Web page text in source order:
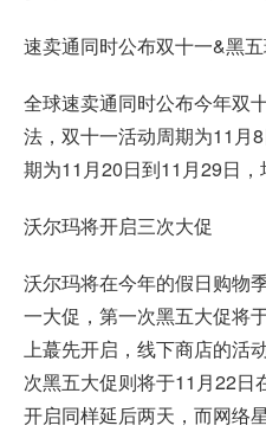
速卖通同时公布双十一&黑
全球速卖通同时公布今年双
法，双十一活动周期为11月
期为11月20日到11月29日，
沃尔玛将开启三次大促
沃尔玛将在今年的假日购物
一大促，第一次黑五大促将
上蕞先开启，线下商店的活
次黑五大促则将于11月22日
开启同样延后两天，而网络